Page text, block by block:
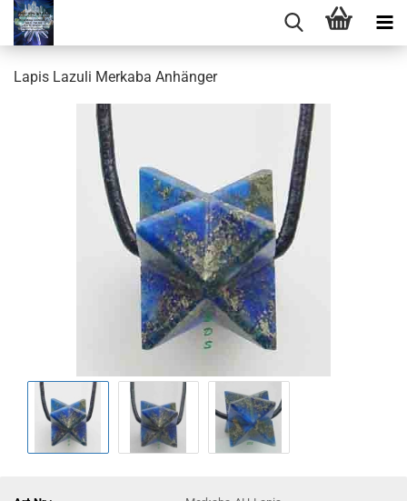
Lapis Lazuli Merkaba Anhänger